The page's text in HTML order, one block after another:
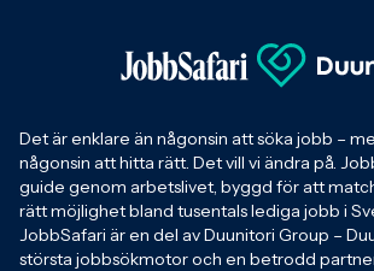
Det är enklare än någonsin att söka jobb –
någonsin att hitta rätt. Det vill vi ändra på.
guide genom arbetslivet, byggd för att
rätt möjlighet bland tusentals lediga jobb i
JobbSafari är en del av Duunitori Group –
största jobbsökmotor och en betrodd